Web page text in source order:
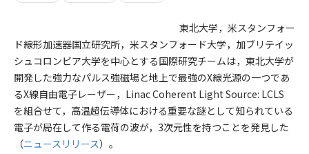
東北大学，米スタンフォー
ド線形加速器国立研究所，米スタンフォード大学，加ブリテイッ
シュコロンビア大学を中心とする国際研究チームは，東北大学が
開発した強力なパルス強磁場と地上で最強のX線光源の一つであ
るX線自由電子レーザー，Linac Coherent Light Source: LCLS
を組合せて，高温超伝導体における重要な謎として知られている
電子が局在して作る電荷の波が，3次元性を持つことを発見した
（ニュースリリース）。